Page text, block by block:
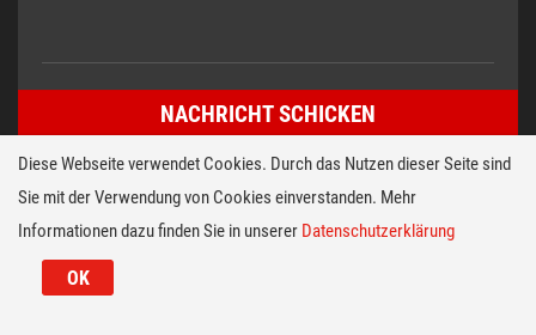
Impressum
AGB
© 2026 HT TECH Folientastaturen Entwicklungs- u. Vertriebs
GmbH
Diese Webseite verwendet Cookies. Durch das Nutzen dieser Seite sind
Sie mit der Verwendung von Cookies einverstanden. Mehr
Informationen dazu finden Sie in unserer Datenschutzerklärung
OK